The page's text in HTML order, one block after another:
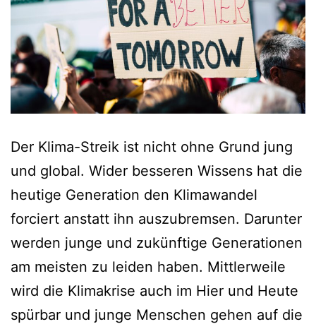
Der Klima-Streik ist nicht ohne Grund jung
und global. Wider besseren Wissens hat die
heutige Generation den Klimawandel
forciert anstatt ihn auszubremsen. Darunter
werden junge und zukünftige Generationen
am meisten zu leiden haben. Mittlerweile
wird die Klimakrise auch im Hier und Heute
spürbar und junge Menschen gehen auf die